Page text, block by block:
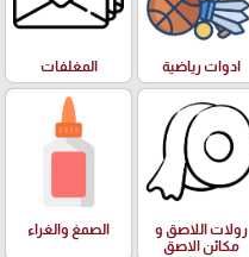
ادوات رياضية المغلفات
رولات اللاصق و
مكائن الاصق
الصمغ والغراء